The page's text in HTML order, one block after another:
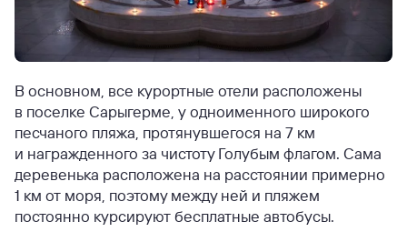
В основном, все курортные отели расположены
в поселке Сарыгерме, у одноименного широкого
песчаного пляжа, протянувшегося на 7 км
и награжденного за чистоту Голубым флагом. Сама
деревенька расположена на расстоянии примерно
1 км от моря, поэтому между ней и пляжем
постоянно курсируют бесплатные автобусы.